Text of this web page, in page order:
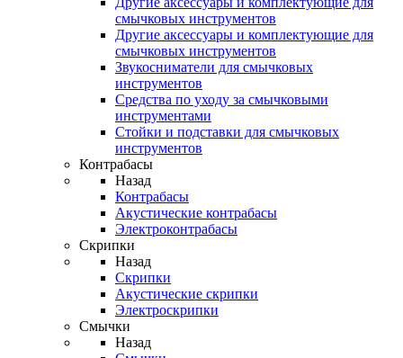
смычковых инструментов
Другие аксессуары и комплектующие для
смычковых инструментов
Звукосниматели для смычковых
инструментов
Средства по уходу за смычковыми
инструментами
Стойки и подставки для смычковых
инструментов
Контрабасы
Назад
Контрабасы
Акустические контрабасы
Электроконтрабасы
Скрипки
Назад
Скрипки
Акустические скрипки
Электроскрипки
Смычки
Назад